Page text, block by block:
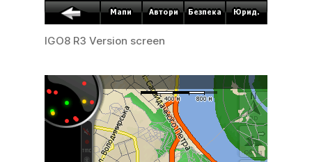
IGO8 R3 Version screen